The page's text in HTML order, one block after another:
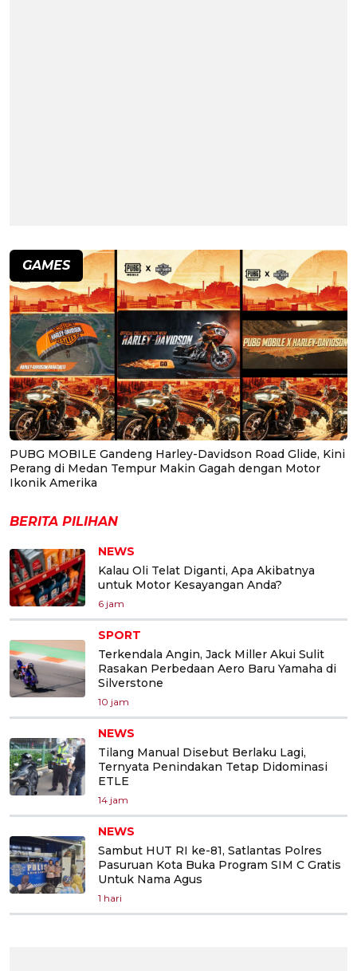
GAMES
PUBG MOBILE Gandeng Harley-Davidson Road Glide, Kini
Perang di Medan Tempur Makin Gagah dengan Motor
Ikonik Amerika
BERITA PILIHAN
NEWS
Kalau Oli Telat Diganti, Apa Akibatnya
untuk Motor Kesayangan Anda?
6 jam
SPORT
Terkendala Angin, Jack Miller Akui Sulit
Rasakan Perbedaan Aero Baru Yamaha di
Silverstone
10 jam
NEWS
Tilang Manual Disebut Berlaku Lagi,
Ternyata Penindakan Tetap Didominasi
ETLE
14 jam
NEWS
Sambut HUT RI ke-81, Satlantas Polres
Pasuruan Kota Buka Program SIM C Gratis
Untuk Nama Agus
1 hari